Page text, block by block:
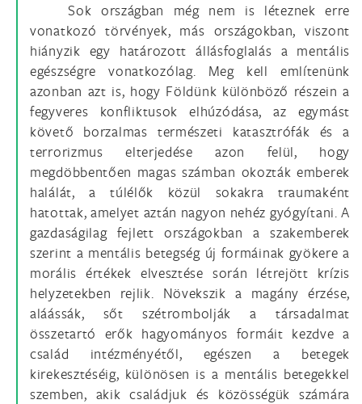
Sok országban még nem is léteznek erre
vonatkozó törvények, más országokban, viszont
hiányzik egy határozott állásfoglalás a mentális
egészségre vonatkozólag. Meg kell említenünk
azonban azt is, hogy Földünk különböző részein a
fegyveres konfliktusok elhúzódása, az egymást
követő borzalmas természeti katasztrófák és a
terrorizmus elterjedése azon felül, hogy
megdöbbentően magas számban okozták emberek
halálát, a túlélők közül sokakra traumaként
hatottak, amelyet aztán nagyon nehéz gyógyítani. A
gazdaságilag fejlett országokban a szakemberek
szerint a mentális betegség új formáinak gyökere a
morális értékek elvesztése során létrejött krízis
helyzetekben rejlik. Növekszik a magány érzése,
aláássák, sőt szétrombolják a társadalmat
összetartó erők hagyományos formáit kezdve a
család intézményétől, egészen a betegek
kirekesztéséig, különösen is a mentális betegekkel
szemben, akik családjuk és közösségük számára